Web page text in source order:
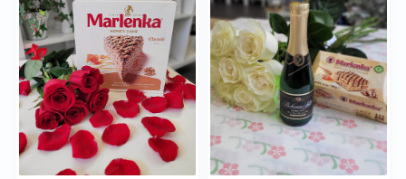
100 růží
Růže
Růže 40cm
Bonboniery
Vína